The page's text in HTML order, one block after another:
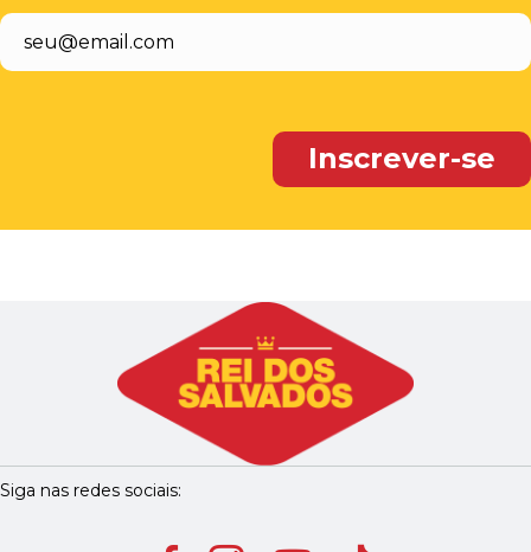
Siga nas redes sociais: